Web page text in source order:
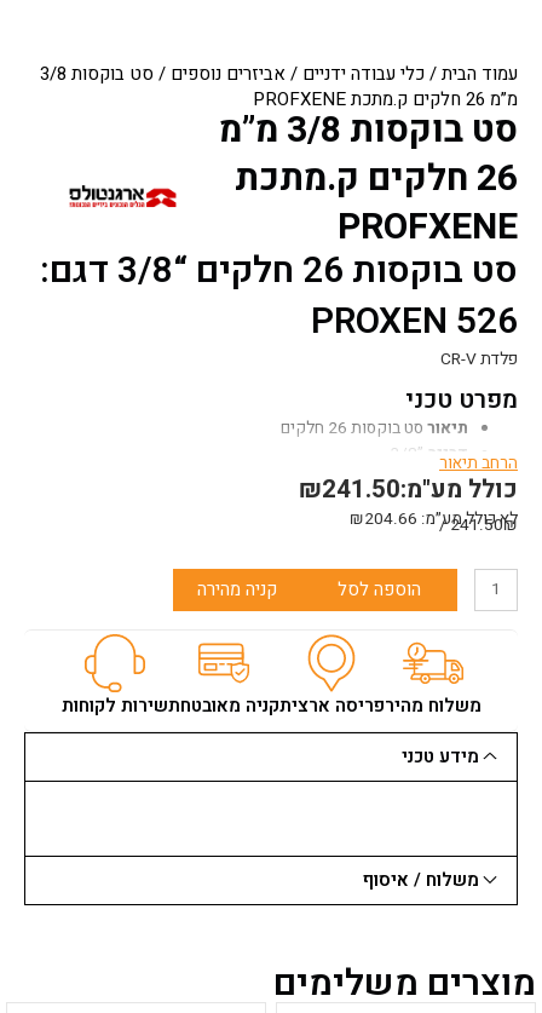
עמוד הבית/כלי עבודה ידניים / אביזרים נוספים
/ סט בוקסות 3/8
מ”מ 26 חלקים ק.מתכת PROFXENE
סט בוקסות 3/8 מ”מ
26 חלקים ק.מתכת
PROFXENE
סט בוקסות 26 חלקים “3/8 דגם:
526 PROXEN
פלדת CR-V
מפרט טכני
תיאור סט בוקסות 26 חלקים
דרייב ”3/8
שיטת מדידה מ”מ
מארז מתכת
הרחב תיאור
₪241.50כולל מע"מ:
לא כולל מע״מ: ₪204.66
241.50₪ /
כמות
חלקים
ק.מתכת
הוספה לסל קניה מהירה
משלוח מהירפריסה ארציתקניה מאובטחתשירות לקוחות
מידע טכני
משלוח / איסוף
מוצרים משלימים